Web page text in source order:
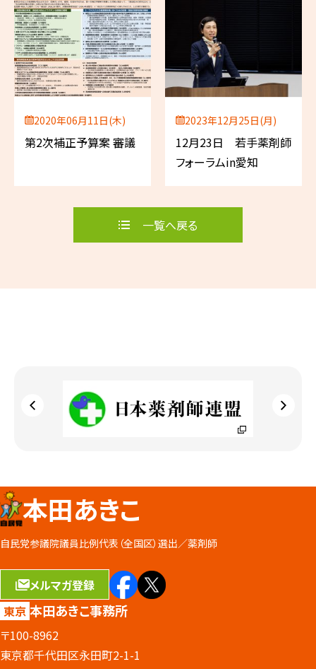
2020年06月11日(木)
第2次補正予算案 審議
2023年12月25日(月)
12月23日 若手薬剤師
フォーラムin愛知
一覧へ戻る
本田あきこ
自民党参議院議員比例代表（全国区）選出／薬剤師
メルマガ登録
東京 本田あきこ事務所
〒100-8962
東京都千代田区永田町2-1-1